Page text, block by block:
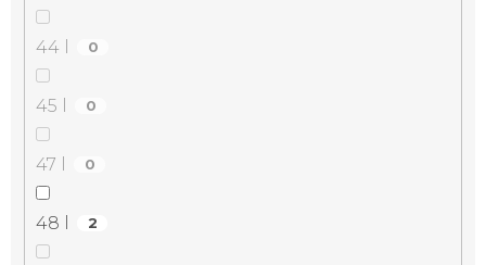
44 l 0
45 l 0
47 l 0
48 l 2